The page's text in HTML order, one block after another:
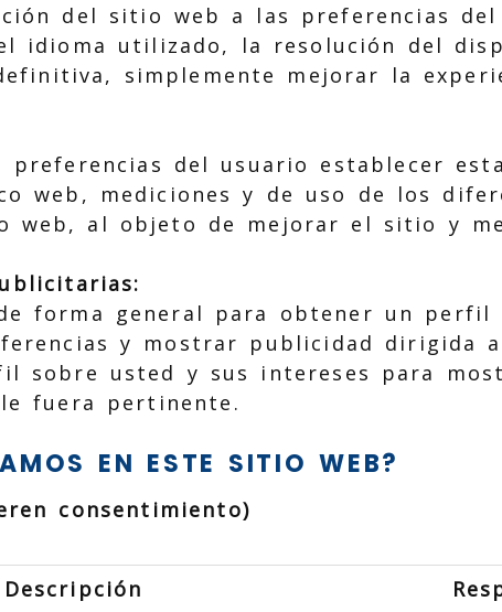
del sitio web a las preferencias del
idioma utilizado, la resolución del
simplemente mejorar la
preferencias del usuario establecer
web, mediciones y de uso de los
web, al objeto de mejorar el sitio y
forma general para obtener un perfil
y mostrar publicidad dirigida
sobre usted y sus intereses para
fuera pertinente.
EN ESTE SITIO WEB?
consentimiento)
Descripción